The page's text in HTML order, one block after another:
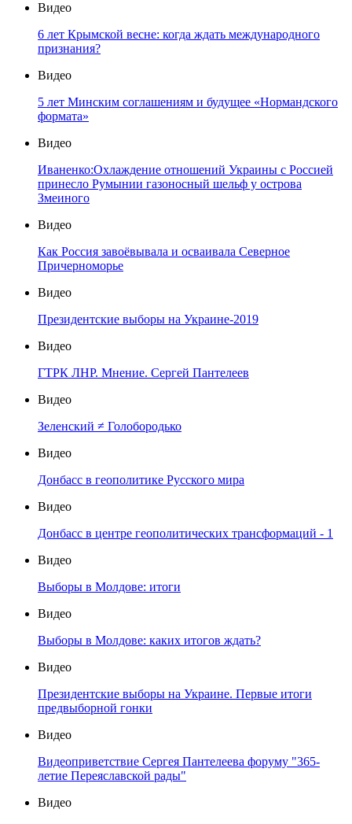
Видео
6 лет Крымской весне: когда ждать международного
признания?
Видео
5 лет Минским соглашениям и будущее «Нормандского
формата»
Видео
Иваненко:Охлаждение отношений Украины с Россией
принесло Румынии газоносный шельф у острова
Змеиного
Видео
Как Россия завоёвывала и осваивала Северное
Причерноморье
Видео
Президентские выборы на Украине-2019
Видео
ГТРК ЛНР. Мнение. Сергей Пантелеев
Видео
Зеленский ≠ Голобородько
Видео
Донбасс в геополитике Русского мира
Видео
Донбасс в центре геополитических трансформаций - 1
Видео
Выборы в Молдове: итоги
Видео
Выборы в Молдове: каких итогов ждать?
Видео
Президентские выборы на Украине. Первые итоги
предвыборной гонки
Видео
Видеоприветствие Сергея Пантелеева форуму "365-
летие Переяславской рады"
Видео